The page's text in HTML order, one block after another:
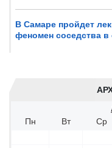
В Самаре пройдет
феномен соседства
Пн
Вт Ср